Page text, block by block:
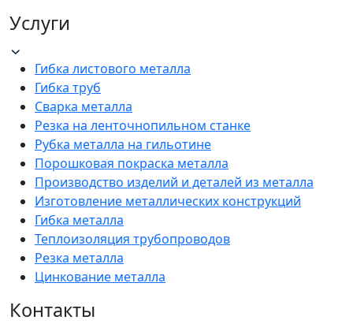
Услуги
Гибка листового металла
Гибка труб
Сварка металла
Резка на ленточнопильном станке
Рубка металла на гильотине
Порошковая покраска металла
Производство изделий и деталей из металла
Изготовление металлических конструкций
Гибка металла
Теплоизоляция трубопроводов
Резка металла
Цинкование металла
Контакты